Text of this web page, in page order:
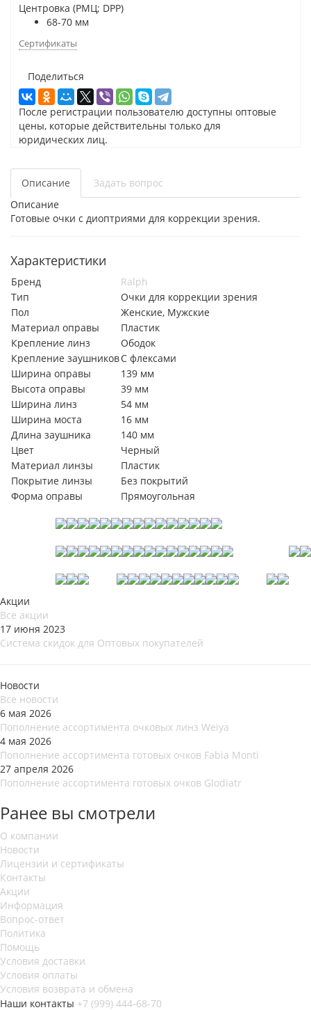
Центровка (РМЦ; DPP)
68-70 мм
Сертификаты
Поделиться
После регистрации пользователю доступны оптовые
цены, которые действительны только для
юридических лиц.
Описание
Задать вопрос
Описание
Готовые очки с диоптриями для коррекции зрения.
Характеристики
Бренд
Ralph
Тип
Очки для коррекции зрения
Пол
Женские, Мужские
Материал оправы
Пластик
Крепление линз
Ободок
Крепление заушниковС флексами
Ширина оправы
139 мм
Высота оправы
39 мм
Ширина линз
54 мм
Ширина моста
16 мм
Длина заушника
140 мм
Цвет
Черный
Материал линзы
Пластик
Покрытие линзы
Без покрытий
Форма оправы
Прямоугольная
Акции
Все акции
17 июня 2023
Система скидок для Оптовых покупателей
Новости
Все новости
6 мая 2026
Пополнение ассортимента очковых линз Weiya
4 мая 2026
Пополнение ассортимента готовых очков Fabia Monti
27 апреля 2026
Пополнение ассортимента готовых очков Glodiatr
Ранее вы смотрели
О компании
Новости
Лицензии и сертификаты
Контакты
Акции
Информация
Вопрос-ответ
Политика
Помощь
Условия доставки
Условия оплаты
Условия возврата и обмена
Наши контакты +7 (999) 444-68-70